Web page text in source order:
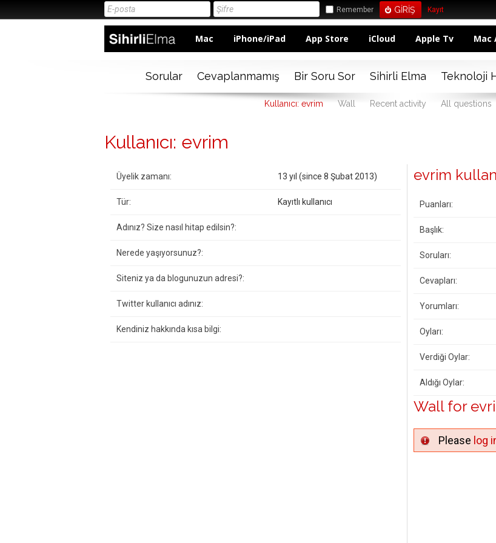
Remember Kayıt
Mac iPhone/iPad App Store iCloud Apple Tv Mac
Sorular Cevaplanmamış Bir Soru Sor Sihirli Elma Teknoloji
Kullanıcı: evrim Wall Recent activity All questions
Kullanıcı: evrim
Üyelik zamanı: 13 yıl (since 8 Şubat 2013)
Tür: Kayıtlı kullanıcı
Adınız? Size nasıl hitap edilsin?:
Nerede yaşıyorsunuz?:
Siteniz ya da blogunuzun adresi?:
Twitter kullanıcı adınız:
Kendiniz hakkında kısa bilgi:
evrim
Puanları:
Başlık:
Soruları:
Cevapları:
Yorumları:
Oyları:
Verdiği Oylar:
Aldığı Oylar:
Wall for
Please log